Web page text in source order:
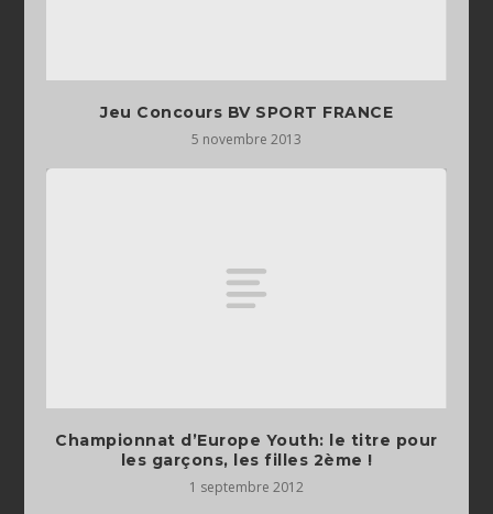
Jeu Concours BV SPORT FRANCE
5 novembre 2013
Championnat d’Europe Youth: le titre pour
les garçons, les filles 2ème !
1 septembre 2012